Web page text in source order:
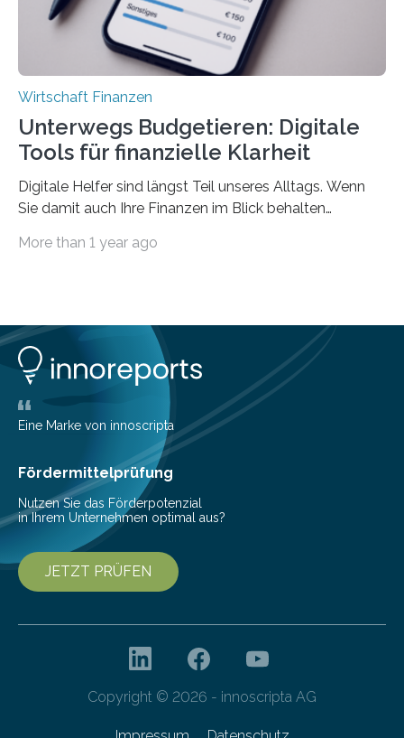
Wirtschaft Finanzen
Unterwegs Budgetieren: Digitale
Tools für finanzielle Klarheit
Digitale Helfer sind längst Teil unseres Alltags. Wenn
Sie damit auch Ihre Finanzen im Blick behalten
die genau das ermöglichen: Sie helfen Ihnen, Ausgaben
Lösungen interessieren. 1. Multibanking-Tools: Alle
Konten auf einen Blick Viele Banken bieten bereits in
ihrem Online-Banking eine Multibanking-Funktion an,
mit der sich Konten bei anderen Banken…
More than 1 year ago
Eine Marke von innoscripta
Fördermittelprüfung
Nutzen Sie das Förderpotenzial
in Ihrem Unternehmen optimal aus?
JETZT PRÜFEN
Copyright © 2026 - innoscripta AG